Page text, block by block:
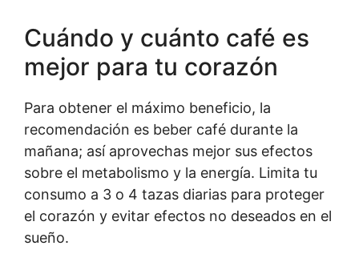
Cuándo y cuánto café es
mejor para tu corazón
Para obtener el máximo beneficio, la
recomendación es beber café durante la
mañana; así aprovechas mejor sus efectos
sobre el metabolismo y la energía. Limita tu
consumo a 3 o 4 tazas diarias para proteger
el corazón y evitar efectos no deseados en el
sueño.